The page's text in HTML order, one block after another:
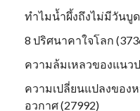
ทำไมน้ำผึ้งถึงไม่มีวันบูด
8 ปริศนาคาใจโลก
ความล้มเหลวของแนว
ความเปลี่ยนแปลงของ
อวกาศ (27992)